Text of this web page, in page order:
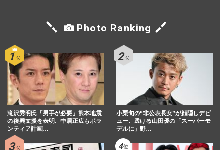
Photo Ranking
滝沢秀明氏「男手が必要」熊本地震
の復興支援を表明、中居正広もボラ
ンティア計画…
小栗旬の“非公表長女”が顔隠しデビ
ュー、透ける山田優の「スーパーモ
デルに」野…